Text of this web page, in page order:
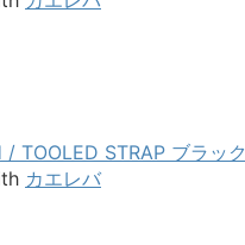
/ TOOLED STRAP ブラック
カエレバ